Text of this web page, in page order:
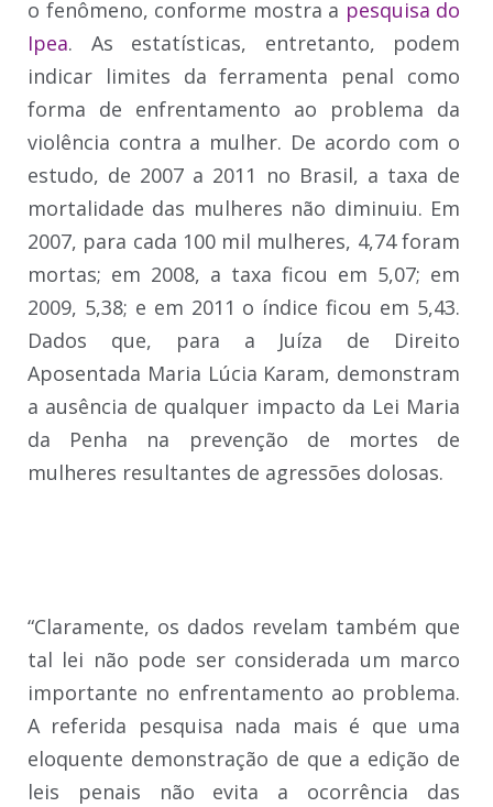
o fenômeno, conforme mostra a pesquisa do
Ipea. As estatísticas, entretanto, podem
indicar limites da ferramenta penal como
forma de enfrentamento ao problema da
violência contra a mulher. De acordo com o
estudo, de 2007 a 2011 no Brasil, a taxa de
mortalidade das mulheres não diminuiu. Em
2007, para cada 100 mil mulheres, 4,74 foram
mortas; em 2008, a taxa ficou em 5,07; em
2009, 5,38; e em 2011 o índice ficou em 5,43.
Dados que, para a Juíza de Direito
Aposentada Maria Lúcia Karam, demonstram
a ausência de qualquer impacto da Lei Maria
da Penha na prevenção de mortes de
mulheres resultantes de agressões dolosas.
“Claramente, os dados revelam também que
tal lei não pode ser considerada um marco
importante no enfrentamento ao problema.
A referida pesquisa nada mais é que uma
eloquente demonstração de que a edição de
leis penais não evita a ocorrência das